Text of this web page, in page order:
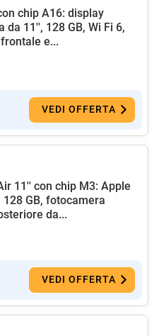
chip A16: display
da 11'', 128 GB, Wi Fi 6,
e...
VEDI OFFERTA
11'' con chip M3: Apple
GB, fotocamera
da...
VEDI OFFERTA